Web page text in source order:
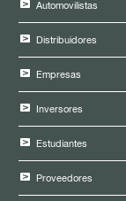
Automovilistas
Distribuidores
Empresas
Inversores
Estudiantes
Proveedores